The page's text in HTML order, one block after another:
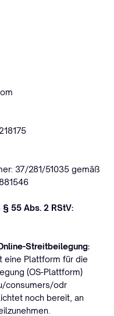
37/281/51035 gemäß
55 Abs. 2 RStV:
Streitbeilegung:
eine Plattform für die
(OS-Plattform)
consumers/odr
noch bereit, an